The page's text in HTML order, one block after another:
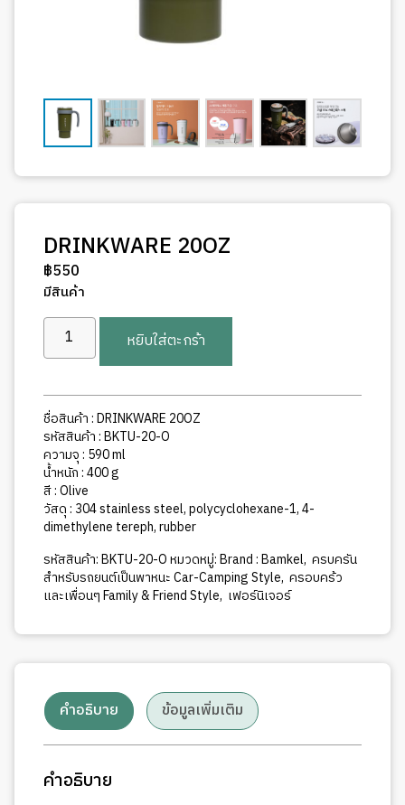
DRINKWARE 20OZ
฿550
มีสินค้า
จำนวน
DRINKWARE
ชิ้น
หยิบใส่ตะกร้า
ชื่อสินค้า : DRINKWARE 20OZ
รหัสสินค้า : BKTU-20-O
ความจุ : 590 ml
น้ำหนัก : 400 g
สี : Olive
วัสดุ : 304 stainless steel, polycyclohexane-1, 4-
dimethylene tereph, rubber
รหัสสินค้า:BKTU-20-Oหมวดหมู่:Brand : Bamkel, ครบครัน
สำหรับรถยนต์เป็นพาหนะ Car-Camping Style, ครอบคร้ว
และเพื่อนๆ Family & Friend Style, เฟอร์นิเจอร์
คำอธิบาย ข้อมูลเพิ่มเติม
คำอธิบาย